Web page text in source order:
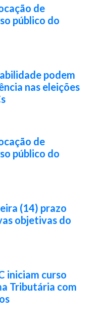
de
público do
podem
nas eleições
de
público do
(14) prazo
objetivas do
iniciam curso
Tributária com